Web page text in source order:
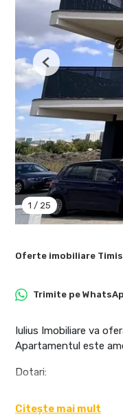
1 / 25
Previous
Oferte imobiliare
Trimite pe
Iulius Imobiliare va
Apartamentul este
Dotari:
- Clima
Citește mai mult